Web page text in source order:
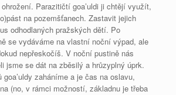
Parazitičtí goa’uldi ji chtějí využít,
na pozemšťanech. Zastavit jejich
odhodlaných pražských dětí. Po
se vydáváme na vlastní noční výpad, ale
nepřeskočíš. V noční pustině nás
jsme se dát na zběsilý a hrůzyplný úprk.
zaháníme a je čas na oslavu,
(no, v rámci možností, základnu je třeba